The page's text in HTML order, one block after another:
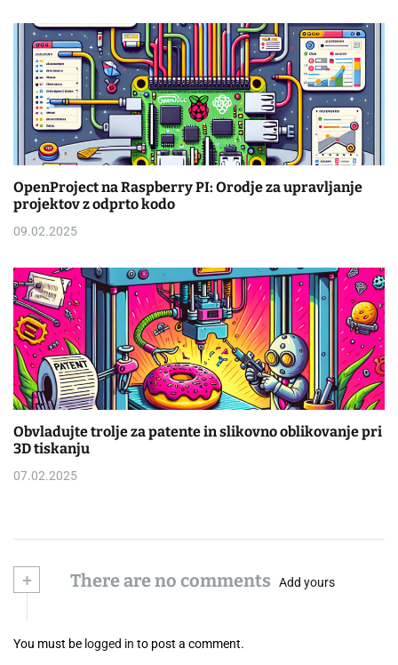
OpenProject na Raspberry PI: Orodje za upravljanje
projektov z odprto kodo
09.02.2025
Obvladujte trolje za patente in slikovno oblikovanje pri
3D tiskanju
07.02.2025
+ There are no comments Add yours
You must be logged in to post a comment.